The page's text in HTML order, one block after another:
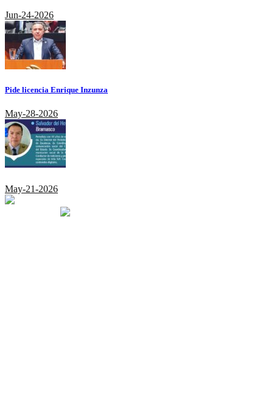
Jun-24-2026
Pide licencia Enrique Inzunza
May-28-2026
May-21-2026